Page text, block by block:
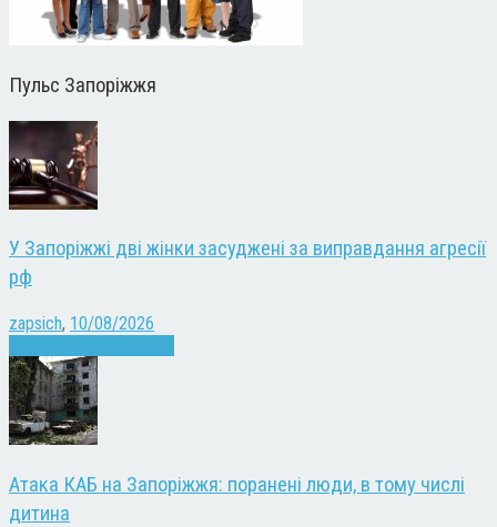
Пульс Запоріжжя
У Запоріжжі дві жінки засуджені за виправдання агресії
рф
zapsich, 10/08/2026
Атака КАБ на Запоріжжя: поранені люди, в тому числі
дитина